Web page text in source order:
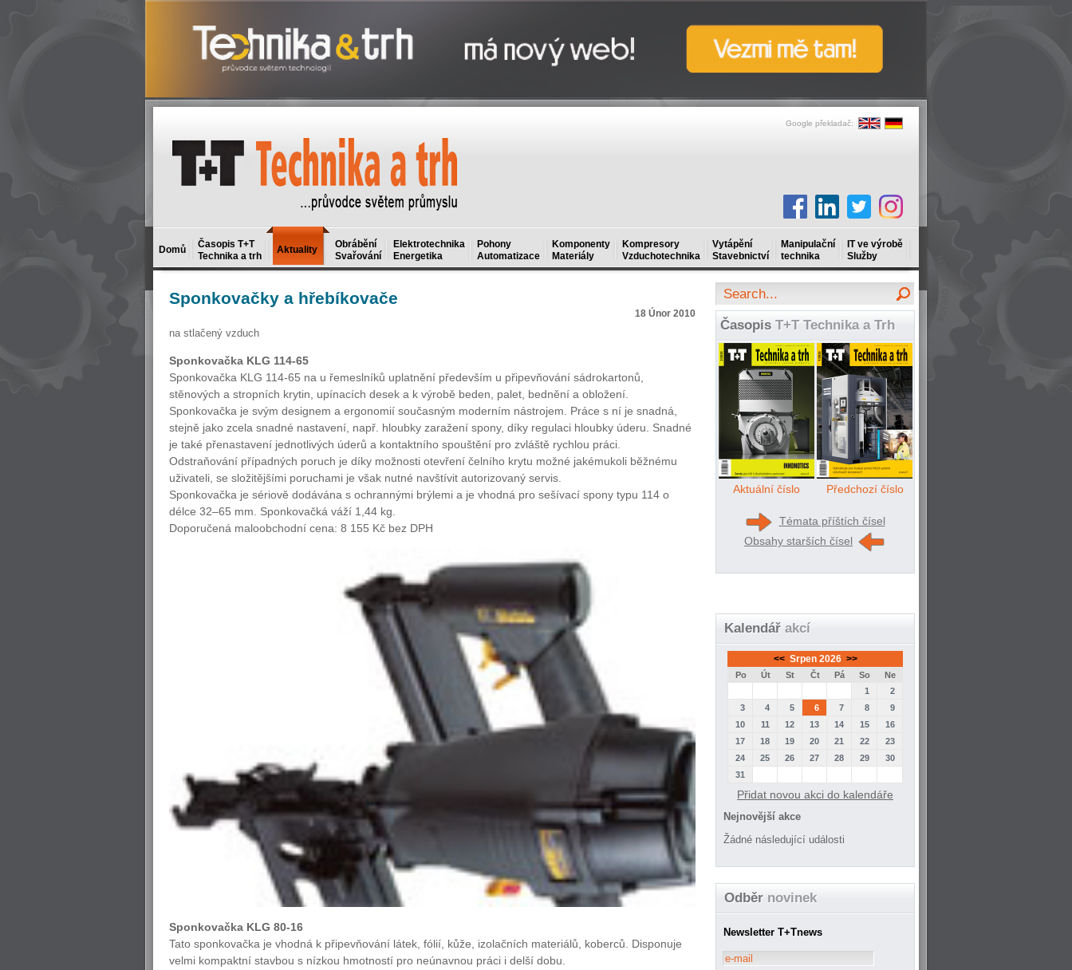
Google překladač:
Domů
Časopis T+T
Technika a trh
Aktuality
Obrábění
Svařování
Elektrotechnika
Energetika
Pohony
Automatizace
Komponenty
Materiály
Kompresory
Vzduchotechnika
Vytápění
Stavebnictví
Manipulační
technika
IT ve výrobě
Služby
Sponkovačky a hřebíkovače
18 Únor 2010
na stlačený vzduch
Sponkovačka KLG 114-65
Sponkovačka KLG 114-65 na u řemeslníků uplatnění především u připevňování sádrokartonů,
stěnových a stropních krytin, upínacích desek a k výrobě beden, palet, bednění a obložení.
Sponkovačka je svým designem a ergonomií současným moderním nástrojem. Práce s ní je snadná,
stejně jako zcela snadné nastavení, např. hloubky zaražení spony, díky regulaci hloubky úderu. Snadné
je také přenastavení jednotlivých úderů a kontaktního spouštění pro zvláště rychlou práci.
Odstraňování případných poruch je díky možnosti otevření čelního krytu možné jakémukoli běžnému
uživateli, se složitějšími poruchami je však nutné navštívit autorizovaný servis.
Sponkovačka je sériově dodávána s ochrannými brýlemi a je vhodná pro sešívací spony typu 114 o
délce 32–65 mm. Sponkovačká váží 1,44 kg.
Doporučená maloobchodní cena: 8 155 Kč bez DPH
Sponkovačka KLG 80-16
Tato sponkovačka je vhodná k připevňování látek, fólií, kůže, izolačních materiálů, koberců. Disponuje
velmi kompaktní stavbou s nízkou hmotností pro neúnavnou práci i delší dobu.
Časopis T+T Technika a Trh
Aktuální číslo Předchozí číslo
Témata příštích čísel
Obsahy starších čísel
Kalendář akcí
<< Srpen 2026 >>
Po Út St Čt Pá So
Ne
1
2
3
4 5 6 7 8
9
10
11 12 13 14 15
16
17
18 19 20 21 22
23
24
25 26 27 28 29
30
31
Přidat novou akci do kalendáře
Nejnovější akce
Žádné následující události
Odběr novinek
Newsletter T+Tnews